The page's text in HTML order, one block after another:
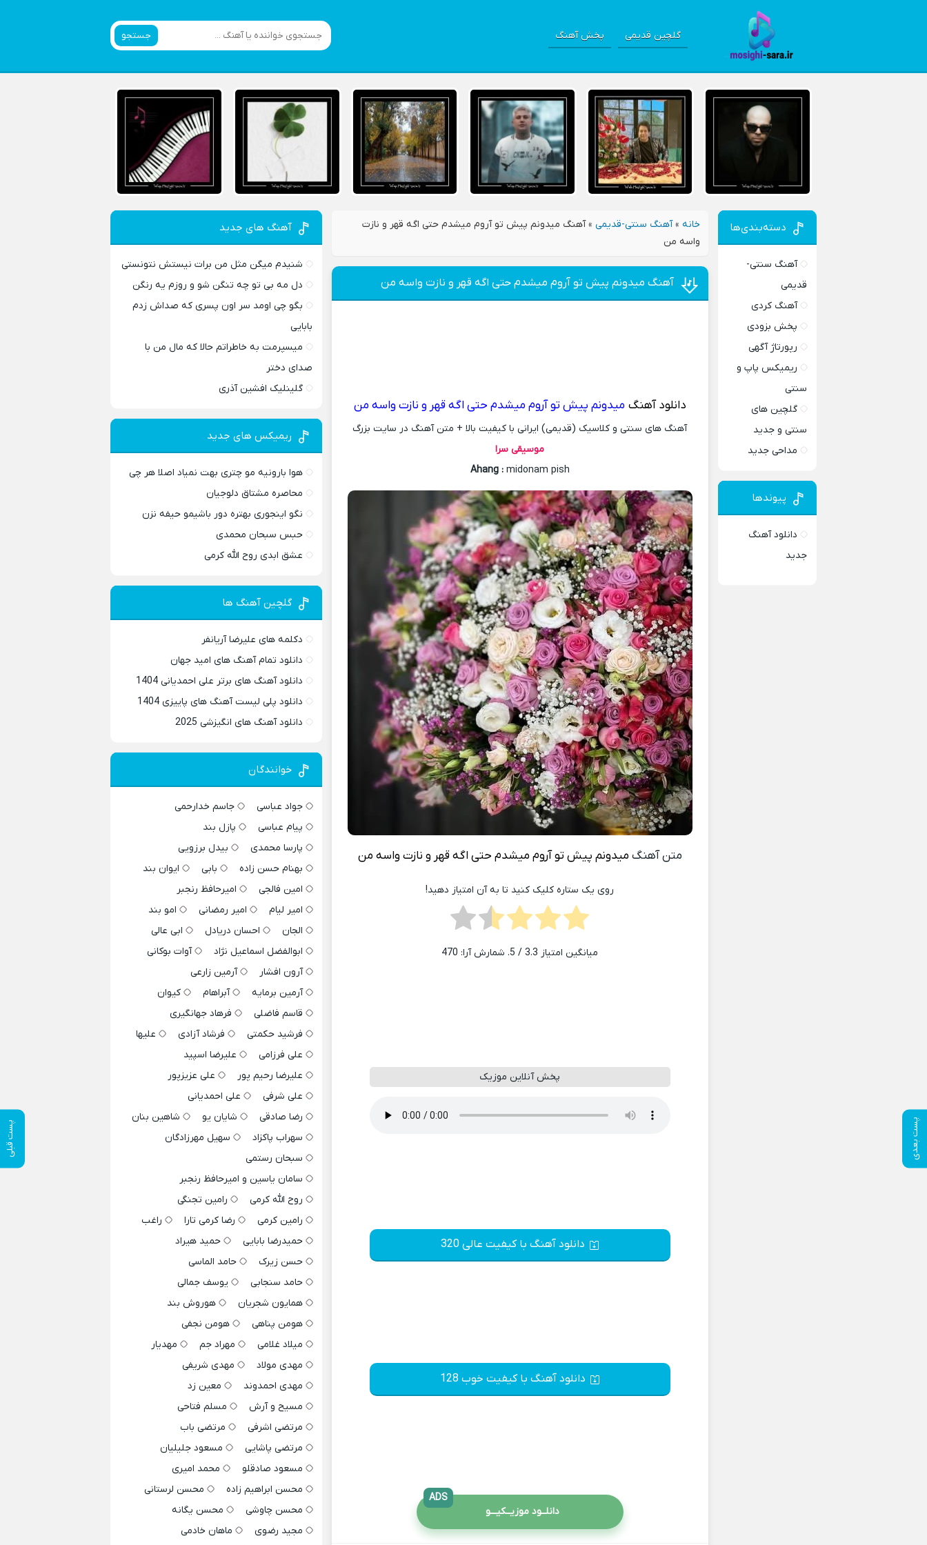
گلچین قدیمی پخش آهنگ جستجو
خانه »آهنگ سنتی-قدیمی »آهنگ میدونم پیش تو آروم میشدم حتی اگه قهر و نازت
واسه من
پست بعدی پست قبلی
آهنگ میدونم پیش تو آروم میشدم حتی اگه قهر و نازت واسه من
دانلود آهنگ میدونم پیش تو آروم میشدم حتی اگه قهر و نازت واسه من
آهنگ های سنتی و کلاسیک (قدیمی) ایرانی با کیفیت بالا + متن آهنگ در سایت بزرگ
موسیقی سرا
Ahang :midonam pish
متن آهنگ میدونم پیش تو آروم میشدم حتی اگه قهر و نازت واسه من
روی یک ستاره کلیک کنید تا به آن امتیاز دهید!
میانگین امتیاز 3.3/ 5. شمارش آرا: 470
پخش آنلاین موزیک
دانلود آهنگ با کیفیت عالی 320
دانلود آهنگ با کیفیت خوب 128
دانلــود موزیــکیـــو
ADS
دسته‌بندی‌ها
آهنگ سنتی-
قدیمی
آهنگ کردی
پخش بزودی
رپورتاژ آگهی
ریمیکس پاپ و
سنتی
گلچین های
سنتی و جدید
مداحی جدید
پیوندها
دانلود آهنگ
جدید
آهنگ های جدید
شنیدم میگن مثل من برات نیستش نتونستی
دل مه بی تو چه تنگن شو و روزم یه رنگن
بگو چی اومد سر اون پسری که صداش زدم
بابایی
میسپرمت به خاطراتم حالا که مال من با
صدای دختر
گلینلیک افشین آذری
ریمیکس های جدید
هوا بارونیه مو چتری بهت نمیاد اصلا هر چی
محاصره مشتاق دلوجیان
نگو اینجوری بهتره دور باشیمو حیفه نزن
حبس سبحان محمدی
عشق ابدی روح الله کرمی
گلچین آهنگ ها
دکلمه های علیرضا آریانفر
دانلود تمام آهنگ های امید جهان
دانلود آهنگ های برتر علی احمدیانی 1404
دانلود پلی لیست آهنگ های پاییزی 1404
دانلود آهنگ های انگیزشی 2025
خوانندگان
جواد عباسی
جاسم خدارحمی
پیام عباسی
پازل بند
پارسا محمدی
بیدل برزویی
بهنام حسن زاده
بابی
ایوان بند
امین فالجی
امیرحافظ رنجبر
امیر لیام
امیر رمضانی
امو بند
الجان
احسان دریادل
ابی عالی
ابوالفضل اسماعیل نژاد
آوات بوکانی
آرون افشار
آرمین زارعی
آرمین برمایه
آبراهام
کیوان
قاسم فاضلی
فرهاد جهانگیری
فرشید حکمتی
فرشاد آزادی
علیها
علی فرزامی
علیرضا اسپید
علیرضا رحیم پور
علی عزیزپور
علی شرفی
علی احمدیانی
رضا صادقی
شایان یو
شاهین بنان
سهراب پاکزاد
سهیل مهرزادگان
سبحان رستمی
سامان یاسین و امیرحافظ رنجبر
روح الله کرمی
رامین تجنگی
رامین کرمی
رضا کرمی تارا
راغب
حمیدرضا بابایی
حمید هیراد
حسن زیرک
حامد الماسی
حامد سنجابی
یوسف جمالی
همایون شجریان
هوروش بند
هومن پناهی
هومن نجفی
میلاد غلامی
مهراد جم
مهدیار
مهدی مولاد
مهدی شریفی
مهدی احمدوند
معین زد
مسیح و آرش
مسلم فتاحی
مرتضی اشرفی
مرتضی باب
مرتضی پاشایی
مسعود جلیلیان
مسعود صادقلو
محمد امیری
محسن ابراهیم زاده
محسن لرستانی
محسن چاوشی
محسن یگانه
مجید رضوی
ماهان خادمی